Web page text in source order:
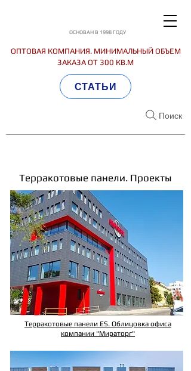
ОСНОВАН В 1998 ГОДУ
ОПТОВАЯ КОМПАНИЯ. МИНИМАЛЬНЫЙ ОБЪЕМ
ЗАКАЗА ОТ 300 КВ.М
Поиск
СТАТЬИ
Терракотовые панели. Проекты
Терракотовые панели ES. Облицовка офиса
компании "Мираторг"